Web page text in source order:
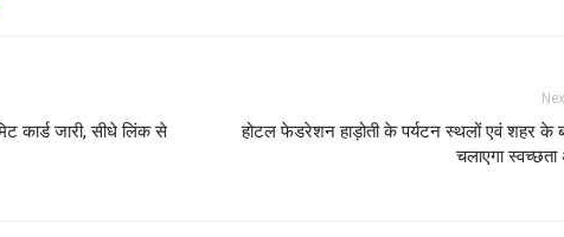
कार्ड जारी, सीधे लिंक से
होटल फेडरेशन हाड़ोती के पर्यटन स्थलों एवं शहर के
चलाएगा स्वच्छता